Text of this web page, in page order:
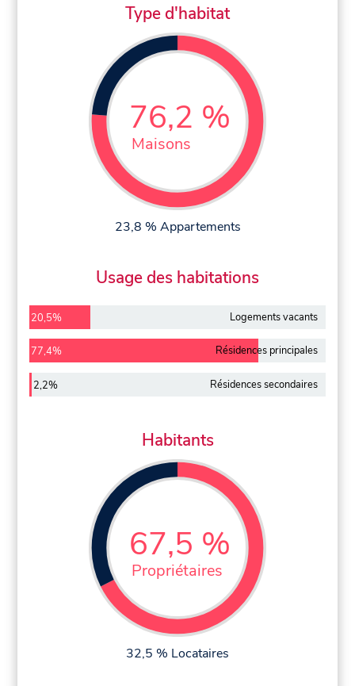
Type d'habitat
76,2 %
Maisons
23,8 % Appartements
Usage des habitations
20,5% Logements vacants
77,4% Résidences principales
2,2% Résidences secondaires
Habitants
67,5 %
Propriétaires
32,5 % Locataires